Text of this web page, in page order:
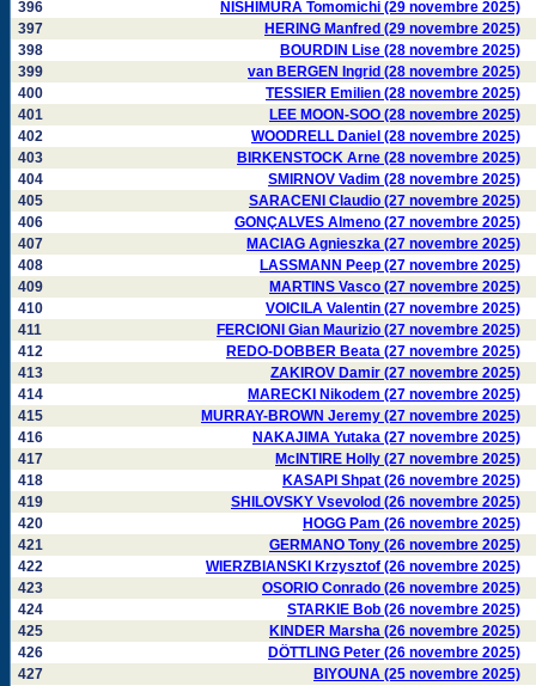
396
NISHIMURA Tomomichi (29 novembre 2025)
397
HERING Manfred (29 novembre 2025)
398
BOURDIN Lise (28 novembre 2025)
399
van BERGEN Ingrid (28 novembre 2025)
400
TESSIER Emilien (28 novembre 2025)
401
LEE MOON-SOO (28 novembre 2025)
402
WOODRELL Daniel (28 novembre 2025)
403
BIRKENSTOCK Arne (28 novembre 2025)
404
SMIRNOV Vadim (28 novembre 2025)
405
SARACENI Claudio (27 novembre 2025)
406
GONÇALVES Almeno (27 novembre 2025)
407
MACIAG Agnieszka (27 novembre 2025)
408
LASSMANN Peep (27 novembre 2025)
409
MARTINS Vasco (27 novembre 2025)
410
VOICILA Valentin (27 novembre 2025)
411
FERCIONI Gian Maurizio (27 novembre 2025)
412
REDO-DOBBER Beata (27 novembre 2025)
413
ZAKIROV Damir (27 novembre 2025)
414
MARECKI Nikodem (27 novembre 2025)
415
MURRAY-BROWN Jeremy (27 novembre 2025)
416
NAKAJIMA Yutaka (27 novembre 2025)
417
McINTIRE Holly (27 novembre 2025)
418
KASAPI Shpat (26 novembre 2025)
419
SHILOVSKY Vsevolod (26 novembre 2025)
420
HOGG Pam (26 novembre 2025)
421
GERMANO Tony (26 novembre 2025)
422
WIERZBIANSKI Krzysztof (26 novembre 2025)
423
OSORIO Conrado (26 novembre 2025)
424
STARKIE Bob (26 novembre 2025)
425
KINDER Marsha (26 novembre 2025)
426
DÖTTLING Peter (26 novembre 2025)
427
BIYOUNA (25 novembre 2025)